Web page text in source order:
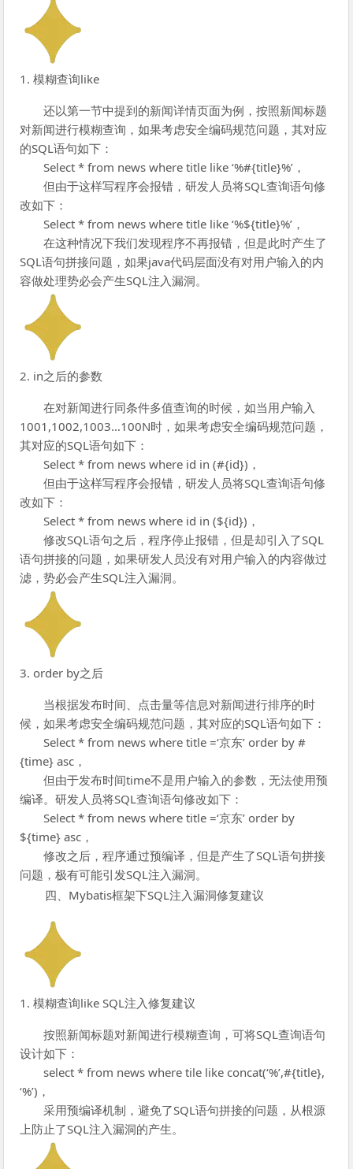
1. 模糊查询like
还以第一节中提到的新闻详情页面为例，按照新闻标题
对新闻进行模糊查询，如果考虑安全编码规范问题，其对应
的SQL语句如下：
Select * from news where title like ‘%#{title}%’，
但由于这样写程序会报错，研发人员将SQL查询语句修
改如下：
Select * from news where title like ‘%${title}%’，
在这种情况下我们发现程序不再报错，但是此时产生了
SQL语句拼接问题，如果java代码层面没有对用户输入的内
容做处理势必会产生SQL注入漏洞。
2. in之后的参数
在对新闻进行同条件多值查询的时候，如当用户输入
1001,1002,1003…100N时，如果考虑安全编码规范问题，
其对应的SQL语句如下：
Select * from news where id in (#{id})，
但由于这样写程序会报错，研发人员将SQL查询语句修
改如下：
Select * from news where id in (${id})，
修改SQL语句之后，程序停止报错，但是却引入了SQL
语句拼接的问题，如果研发人员没有对用户输入的内容做过
滤，势必会产生SQL注入漏洞。
3. order by之后
当根据发布时间、点击量等信息对新闻进行排序的时
候，如果考虑安全编码规范问题，其对应的SQL语句如下：
Select * from news where title =‘京东’ order by #
{time} asc，
但由于发布时间time不是用户输入的参数，无法使用预
编译。研发人员将SQL查询语句修改如下：
Select * from news where title =‘京东’ order by
${time} asc，
修改之后，程序通过预编译，但是产生了SQL语句拼接
问题，极有可能引发SQL注入漏洞。
四、Mybatis框架下SQL注入漏洞修复建议
1. 模糊查询like SQL注入修复建议
按照新闻标题对新闻进行模糊查询，可将SQL查询语句
设计如下：
select * from news where tile like concat(‘%’,#{title},
‘%’)，
采用预编译机制，避免了SQL语句拼接的问题，从根源
上防止了SQL注入漏洞的产生。